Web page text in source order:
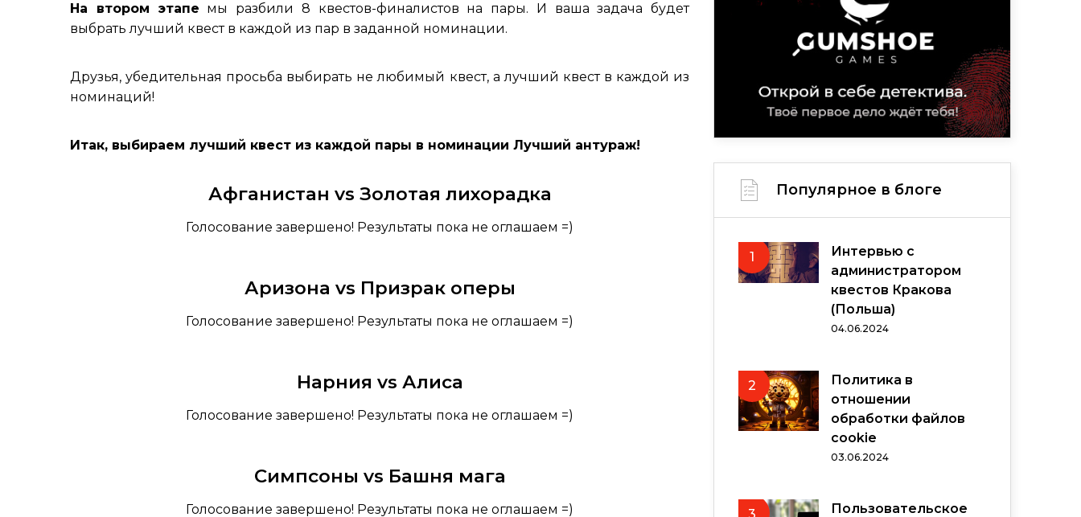
На втором этапе мы разбили 8 квестов-финалистов на пары. И ваша задача будет
выбрать лучший квест в каждой из пар в заданной номинации.
Друзья, убедительная просьба выбирать не любимый квест, а лучший квест в каждой из
номинаций!
Итак, выбираем лучший квест из каждой пары в номинации Лучший антураж!
Афганистан vs Золотая лихорадка
Голосование завершено! Результаты пока не оглашаем =)
Аризона vs Призрак оперы
Голосование завершено! Результаты пока не оглашаем =)
Нарния vs Алиса
Голосование завершено! Результаты пока не оглашаем =)
Симпсоны vs Башня мага
Голосование завершено! Результаты пока не оглашаем =)
Популярное в блоге
1
Интервью с
администратором
квестов Кракова
(Польша)
04.06.2024
2
Политика в
отношении
обработки файлов
cookie
03.06.2024
Пользовательское